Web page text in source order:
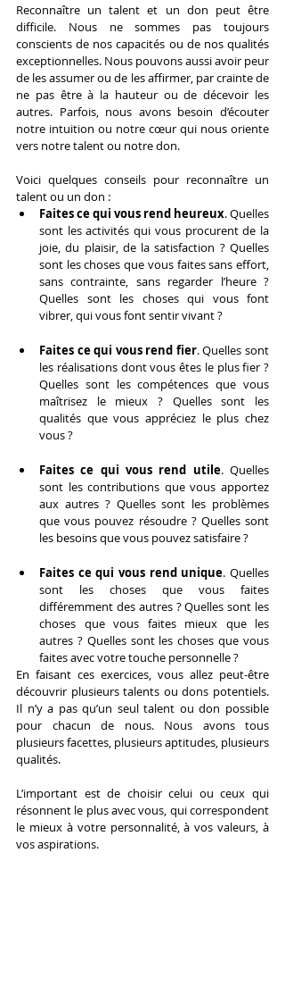
Reconnaître un talent et un don peut être
difficile. Nous ne sommes pas toujours
conscients de nos capacités ou de nos qualités
exceptionnelles. Nous pouvons aussi avoir peur
de les assumer ou de les affirmer, par crainte de
ne pas être à la hauteur ou de décevoir les
autres. Parfois, nous avons besoin d’écouter
notre intuition ou notre cœur qui nous oriente
vers notre talent ou notre don.
Voici quelques conseils pour reconnaître un
talent ou un don :
Faites ce qui vous rend heureux. Quelles
sont les activités qui vous procurent de la
joie, du plaisir, de la satisfaction ? Quelles
sont les choses que vous faites sans effort,
sans contrainte, sans regarder l’heure ?
Quelles sont les choses qui vous font
vibrer, qui vous font sentir vivant ?
Faites ce qui vous rend fier. Quelles sont
les réalisations dont vous êtes le plus fier ?
Quelles sont les compétences que vous
maîtrisez le mieux ? Quelles sont les
qualités que vous appréciez le plus chez
vous ?
Faites ce qui vous rend utile. Quelles
sont les contributions que vous apportez
aux autres ? Quelles sont les problèmes
que vous pouvez résoudre ? Quelles sont
les besoins que vous pouvez satisfaire ?
Faites ce qui vous rend unique. Quelles
sont les choses que vous faites
différemment des autres ? Quelles sont les
choses que vous faites mieux que les
autres ? Quelles sont les choses que vous
faites avec votre touche personnelle ?
En faisant ces exercices, vous allez peut-être
découvrir plusieurs talents ou dons potentiels.
Il n’y a pas qu’un seul talent ou don possible
pour chacun de nous. Nous avons tous
plusieurs facettes, plusieurs aptitudes, plusieurs
qualités.
L’important est de choisir celui ou ceux qui
résonnent le plus avec vous, qui correspondent
le mieux à votre personnalité, à vos valeurs, à
vos aspirations.